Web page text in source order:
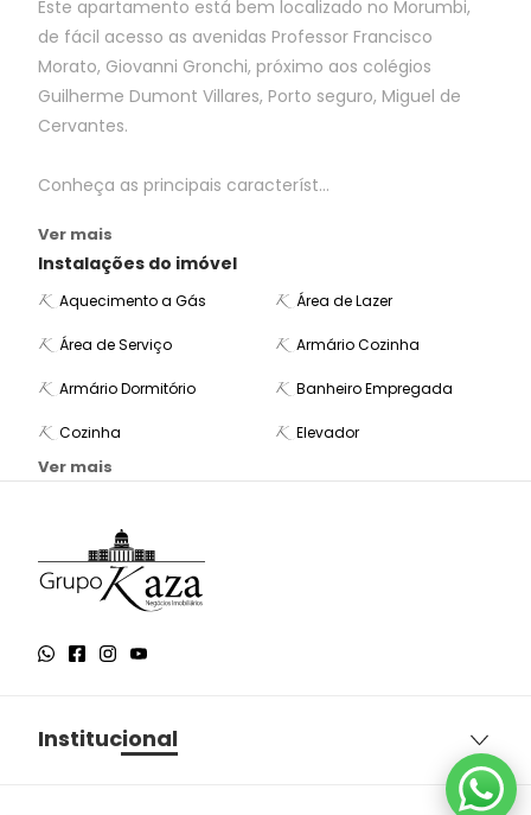
Este apartamento está bem localizado no Morumbi,
de fácil acesso as avenidas Professor Francisco
Morato, Giovanni Gronchi, próximo aos colégios
Guilherme Dumont Villares, Porto seguro, Miguel de
Cervantes.
Conheça as principais característ...
Ver mais
Instalações do imóvel
Aquecimento a Gás Área de Lazer
Área de Serviço Armário Cozinha
Armário Dormitório Banheiro Empregada
Cozinha Elevador
Ver mais
Institucional